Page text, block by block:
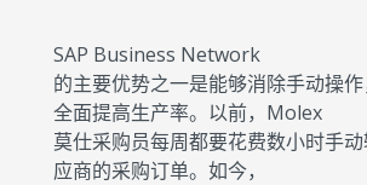
SAP Business Network
的主要优势之一是能够消除手动操作
全面提高生产率。以前，Molex
莫仕采购员每周都要花费数小时手
应商的采购订单。如今，